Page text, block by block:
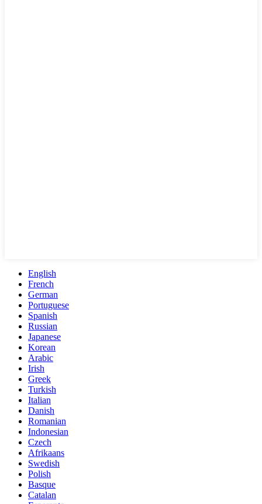
English
French
German
Portuguese
Spanish
Russian
Japanese
Korean
Arabic
Irish
Greek
Turkish
Italian
Danish
Romanian
Indonesian
Czech
Afrikaans
Swedish
Polish
Basque
Catalan